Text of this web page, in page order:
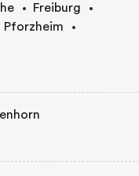
Freiburg
Pforzheim